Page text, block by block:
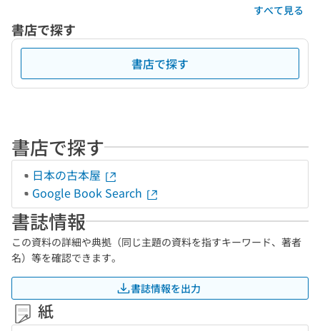
すべて見る
書店で探す
書店で探す
書店で探す
日本の古本屋
Google Book Search
書誌情報
この資料の詳細や典拠（同じ主題の資料を指すキーワード、著者
名）等を確認できます。
書誌情報を出力
紙